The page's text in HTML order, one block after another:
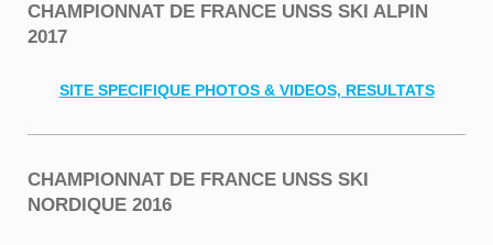
CHAMPIONNAT DE FRANCE UNSS SKI ALPIN
2017
SITE SPECIFIQUE PHOTOS & VIDEOS, RESULTATS
CHAMPIONNAT DE FRANCE UNSS SKI
NORDIQUE 2016